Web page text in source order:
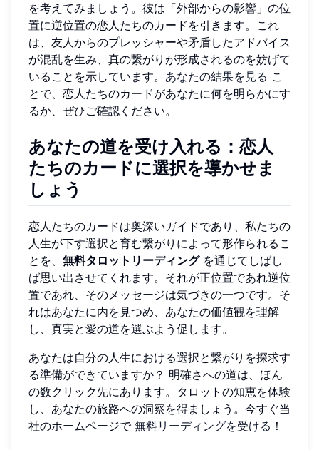
を考えてみましょう。彼は「外部からの影響」の位
置に逆位置の恋人たちのカードを引きます。これ
は、友人からのプレッシャーや矛盾したアドバイス
が混乱を生み、真の繋がりが形成されるのを妨げて
いることを示しています。 あなたの結果を見る こ
とで、恋人たちのカードがあなたに何を明らかにす
るか、ぜひご確認ください。
あなたの道を受け入れる：恋人
たちのカードに選択を導かせま
しょう
恋人たちのカードは奥深いガイドであり、私たちの
人生が下す選択と育む繋がりによって形作られるこ
とを、 無料タロットリーディングを通じてしばし
ば思い出させてくれます。それが正位置であれ逆位
置であれ、そのメッセージは気づきの一つです。そ
れはあなたに内を見つめ、あなたの価値観を理解
し、真実と愛の道を選ぶよう促します。
あなたは自分の人生における選択と繋がりを探求す
る準備ができていますか？ 明確さへの道は、ほん
の数クリック先にあります。タロットの知恵を体験
し、あなたの旅路への洞察を得ましょう。今すぐ当
社のホームページで 無料リーディングを受ける ！